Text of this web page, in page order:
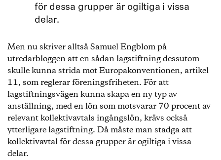
för dessa grupper är ogiltiga i vissa
delar.
Men nu skriver alltså Samuel Engblom på
utredarbloggen att en sådan lagstiftning dessutom
skulle kunna strida mot Europakonventionen, artikel
11, som reglerar föreningsfriheten. För att
lagstiftningsvägen kunna skapa en ny typ av
anställning, med en lön som motsvarar 70 procent av
relevant kollektivavtals ingångslön, krävs också
ytterligare lagstiftning. Då måste man stadga att
kollektivavtal för dessa grupper är ogiltiga i vissa
delar.